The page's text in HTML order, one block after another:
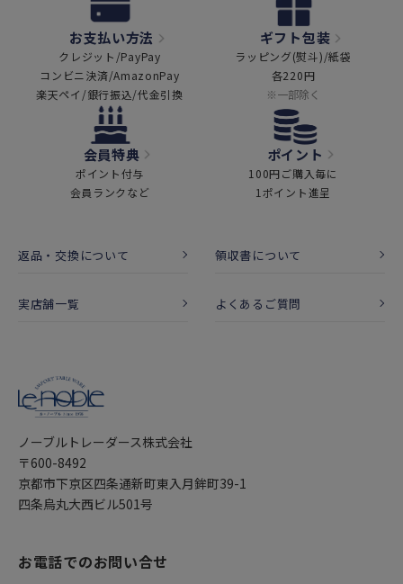
お支払い方法
クレジット/PayPay
コンビニ決済/AmazonPay
楽天ペイ/銀行振込/代金引換
ギフト包装
ラッピング(熨斗)/紙袋
各220円
※一部除く
会員特典
ポイント付与
会員ランクなど
ポイント
100円ご購入毎に
1ポイント進呈
返品・交換について 領収書について
実店舗一覧 よくあるご質問
ノーブルトレーダース株式会社
〒600-8492
京都市下京区四条通新町東入月鉾町39-1
四条烏丸大西ビル501号
お電話でのお問い合せ